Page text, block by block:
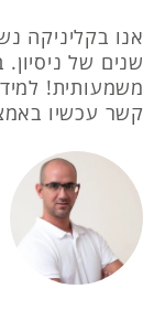
אנו בקליניקה
שנים של
משמעותית!
קשר עכשיו